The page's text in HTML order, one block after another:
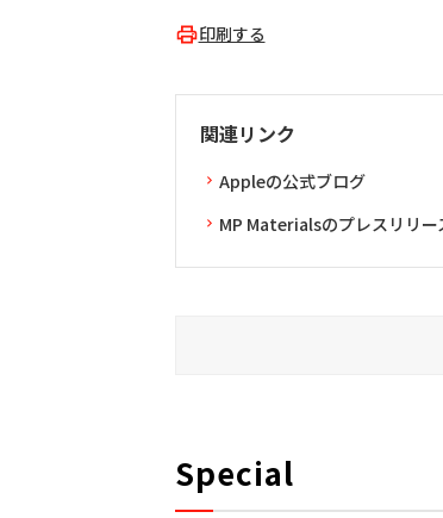
印刷する
関連リンク
Appleの公式ブログ
MP Materialsのプレスリリー
Special